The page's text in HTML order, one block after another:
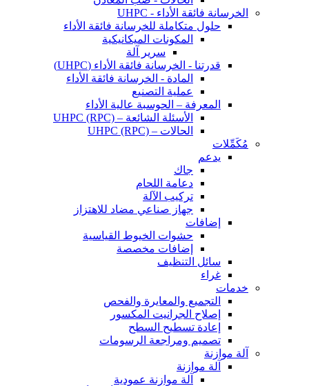
الخرسانة فائقة الأداء - UHPC
حلول متكاملة للخرسانة فائقة الأداء
المكونات الميكانيكية
سرير آلة
قدرتنا - الخرسانة فائقة الأداء (UHPC)
المادة - الخرسانة فائقة الأداء
عملية التصنيع
المعرفة – الحوسبة عالية الأداء
الأسئلة الشائعة – UHPC (RPC)
الحالات – UHPC (RPC)
مُكَمِّلات
يدعم
جاك
دعامة اللحام
تركيب الآلة
جهاز صناعي مضاد للاهتزاز
إضافات
حشوات الخيوط القياسية
إضافات مخصصة
سائل التنظيف
غراء
خدمات
التجميع والمعايرة والفحص
إصلاح الجرانيت المكسور
إعادة تسطيح السطح
تصميم ومراجعة الرسومات
آلة موازنة
آلة موازنة
آلة موازنة عمودية